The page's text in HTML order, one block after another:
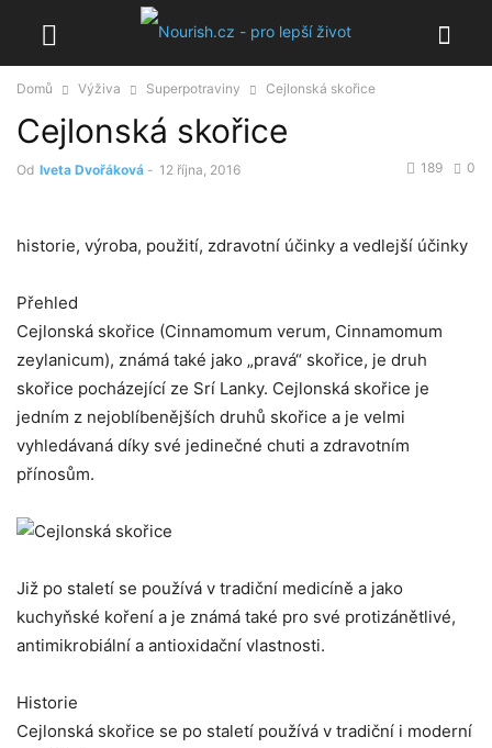
Domů Výživa Superpotraviny Cejlonská skořice
Cejlonská skořice
Od Iveta Dvořáková - 12 října, 2016 0
189
historie, výroba, použití, zdravotní účinky a vedlejší účinky
Přehled
Cejlonská skořice (Cinnamomum verum, Cinnamomum
zeylanicum), známá také jako „pravá“ skořice, je druh
skořice pocházející ze Srí Lanky. Cejlonská skořice je
jedním z nejoblíbenějších druhů skořice a je velmi
vyhledávaná díky své jedinečné chuti a zdravotním
přínosům.
Již po staletí se používá v tradiční medicíně a jako
kuchyňské koření a je známá také pro své protizánětlivé,
antimikrobiální a antioxidační vlastnosti.
Historie
Cejlonská skořice se po staletí používá v tradiční i moderní